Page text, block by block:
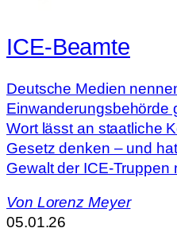
ICE-Beamte
Deutsche Medien
Einwanderungsbehörde
Wort lässt an staatliche
Gesetz denken – und
Gewalt der ICE-Truppen
Von Lorenz Meyer
05.01.26